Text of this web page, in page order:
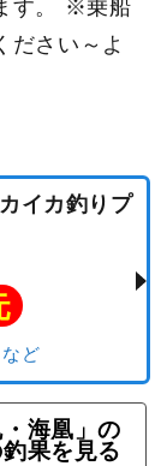
す。 ※乗船
ださい～よ
イカ釣りプ
・海凰」の
果を見る